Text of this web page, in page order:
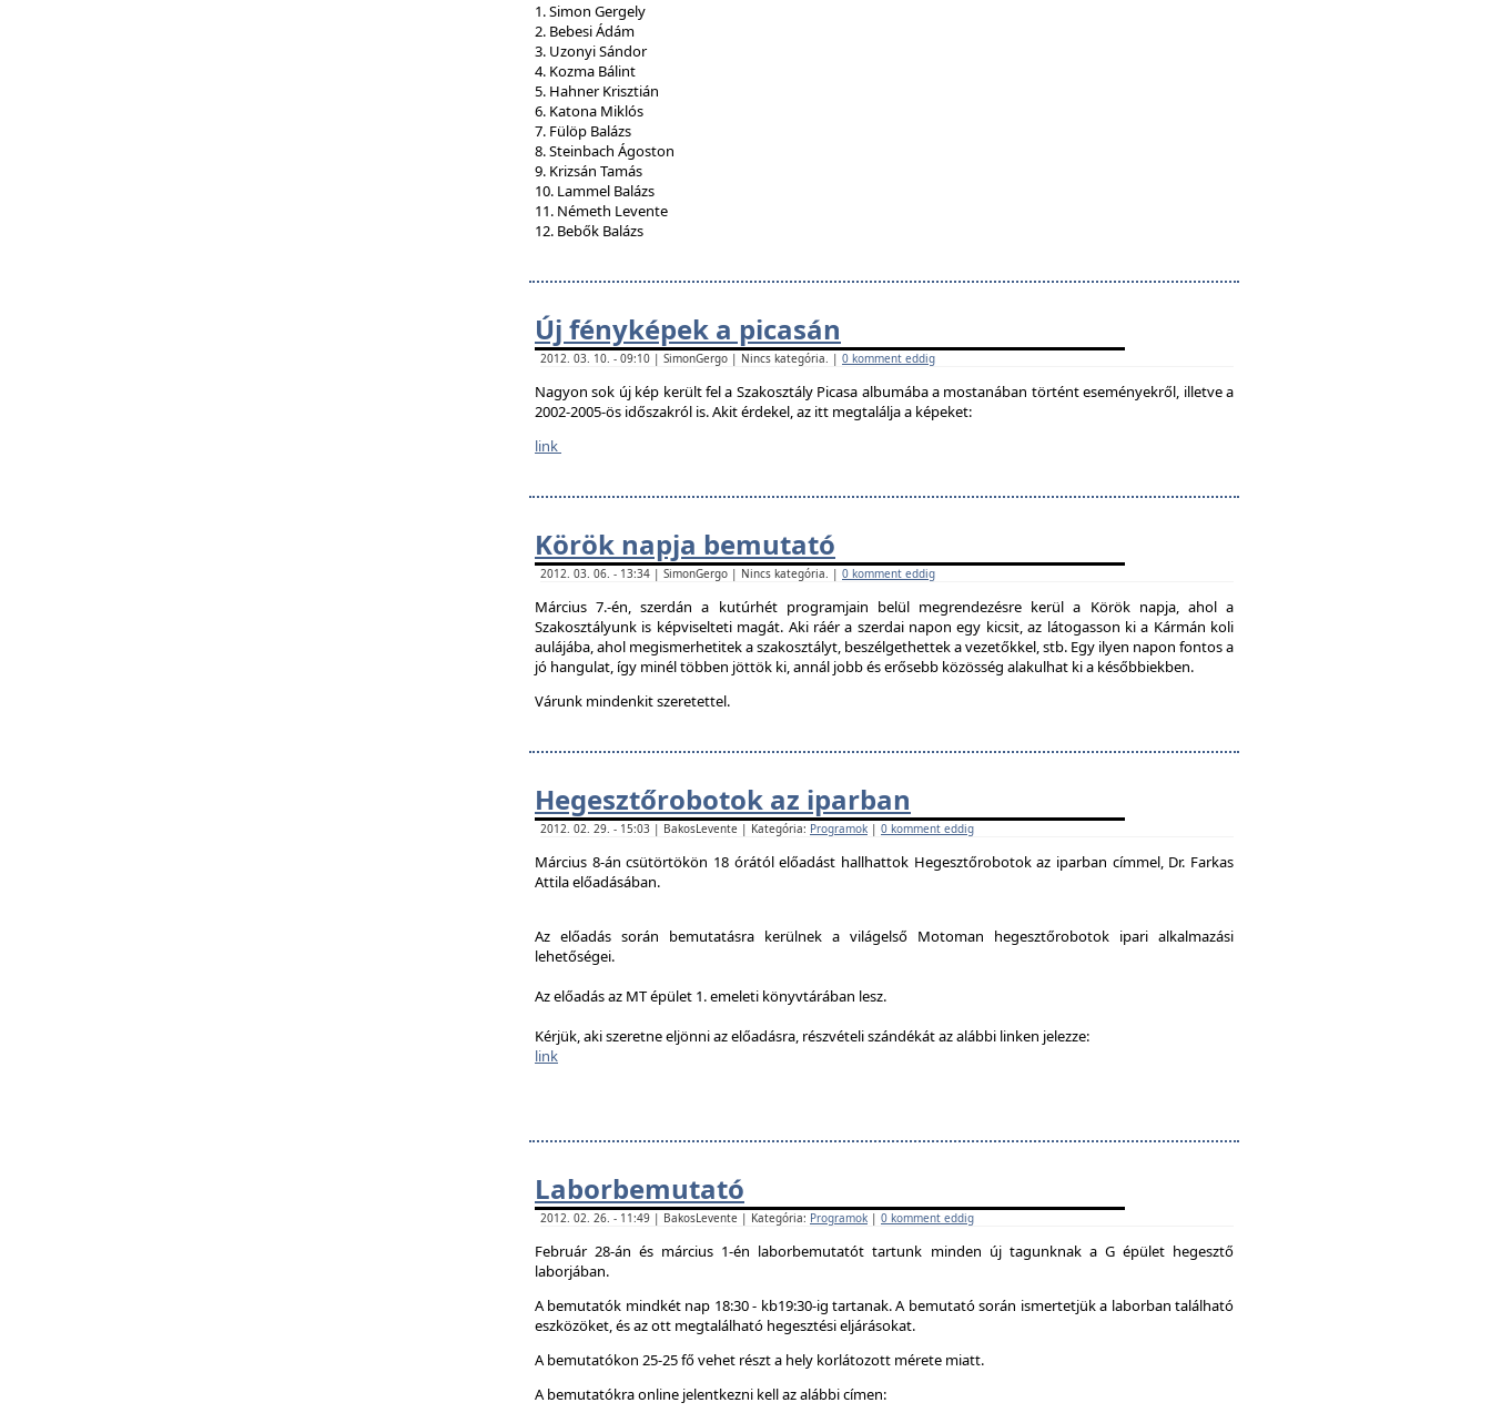
1. Simon Gergely
2. Bebesi Ádám
3. Uzonyi Sándor
4. Kozma Bálint
5. Hahner Krisztián
6. Katona Miklós
7. Fülöp Balázs
8. Steinbach Ágoston
9. Krizsán Tamás
10. Lammel Balázs
11. Németh Levente
12. Bebők Balázs
Új fényképek a picasán
2012. 03. 10. - 09:10 | SimonGergo | Nincs kategória. | 0 komment eddig
Nagyon sok új kép került fel a Szakosztály Picasa albumába a mostanában történt eseményekről, illetve a
2002-2005-ös időszakról is. Akit érdekel, az itt megtalálja a képeket:
link
Körök napja bemutató
2012. 03. 06. - 13:34 | SimonGergo | Nincs kategória. | 0 komment eddig
Március 7.-én, szerdán a kutúrhét programjain belül megrendezésre kerül a Körök napja, ahol a
Szakosztályunk is képviselteti magát. Aki ráér a szerdai napon egy kicsit, az látogasson ki a Kármán koli
aulájába, ahol megismerhetitek a szakosztályt, beszélgethettek a vezetőkkel, stb. Egy ilyen napon fontos a
jó hangulat, így minél többen jöttök ki, annál jobb és erősebb közösség alakulhat ki a későbbiekben.
Várunk mindenkit szeretettel.
Hegesztőrobotok az iparban
2012. 02. 29. - 15:03 | BakosLevente | Kategória: Programok | 0 komment eddig
Március 8-án csütörtökön 18 órától előadást hallhattok Hegesztőrobotok az iparban címmel, Dr. Farkas
Attila előadásában.
Az előadás során bemutatásra kerülnek a világelső Motoman hegesztőrobotok ipari alkalmazási
lehetőségei.
Az előadás az MT épület 1. emeleti könyvtárában lesz.
Kérjük, aki szeretne eljönni az előadásra, részvételi szándékát az alábbi linken jelezze:
link
Laborbemutató
2012. 02. 26. - 11:49 | BakosLevente | Kategória: Programok | 0 komment eddig
Február 28-án és március 1-én laborbemutatót tartunk minden új tagunknak a G épület hegesztő
laborjában.
A bemutatók mindkét nap 18:30 - kb19:30-ig tartanak. A bemutató során ismertetjük a laborban található
eszközöket, és az ott megtalálható hegesztési eljárásokat.
A bemutatókon 25-25 fő vehet részt a hely korlátozott mérete miatt.
A bemutatókra online jelentkezni kell az alábbi címen: